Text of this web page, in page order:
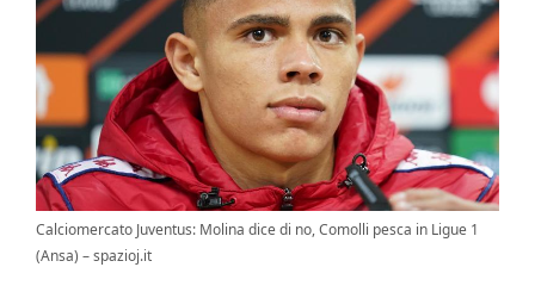
Calciomercato Juventus: Molina dice di no, Comolli pesca in Ligue 1
(Ansa) – spazioj.it